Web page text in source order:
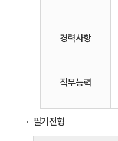
경력사항
직무능력
필기전형